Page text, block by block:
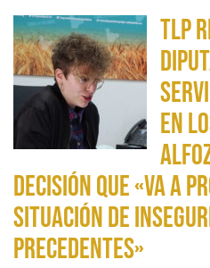
TLP
en
decisión que «va a
situación de
precedentes»